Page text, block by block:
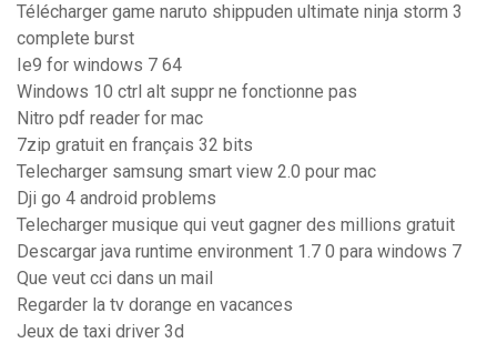
Télécharger game naruto shippuden ultimate ninja storm 3
complete burst
Ie9 for windows 7 64
Windows 10 ctrl alt suppr ne fonctionne pas
Nitro pdf reader for mac
7zip gratuit en français 32 bits
Telecharger samsung smart view 2.0 pour mac
Dji go 4 android problems
Telecharger musique qui veut gagner des millions gratuit
Descargar java runtime environment 1.7 0 para windows 7
Que veut cci dans un mail
Regarder la tv dorange en vacances
Jeux de taxi driver 3d